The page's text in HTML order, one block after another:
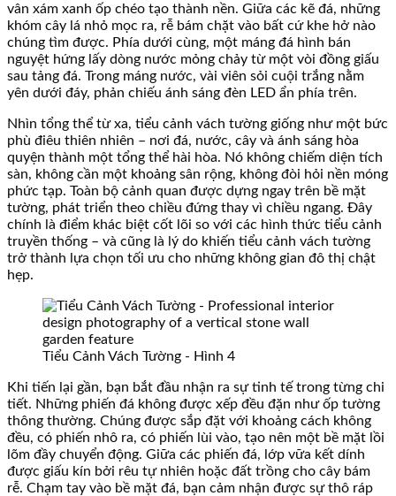
vân xám xanh ốp chéo tạo thành nền. Giữa các kẽ đá, những
khóm cây lá nhỏ mọc ra, rễ bám chặt vào bất cứ khe hở nào
chúng tìm được. Phía dưới cùng, một máng đá hình bán
nguyệt hứng lấy dòng nước mỏng chảy từ một vòi đồng giấu
sau tảng đá. Trong máng nước, vài viên sỏi cuội trắng nằm
yên dưới đáy, phản chiếu ánh sáng đèn LED ẩn phía trên.
Nhìn tổng thể từ xa, tiểu cảnh vách tường giống như một bức
phù điêu thiên nhiên – nơi đá, nước, cây và ánh sáng hòa
quyện thành một tổng thể hài hòa. Nó không chiếm diện tích
sàn, không cần một khoảng sân rộng, không đòi hỏi nền móng
phức tạp. Toàn bộ cảnh quan được dựng ngay trên bề mặt
tường, phát triển theo chiều đứng thay vì chiều ngang. Đây
chính là điểm khác biệt cốt lõi so với các hình thức tiểu cảnh
truyền thống – và cũng là lý do khiến tiểu cảnh vách tường
trở thành lựa chọn tối ưu cho những không gian đô thị chật
hẹp.
Tiểu Cảnh Vách Tường - Hình 4
Khi tiến lại gần, bạn bắt đầu nhận ra sự tinh tế trong từng chi
tiết. Những phiến đá không được xếp đều đặn như ốp tường
thông thường. Chúng được sắp đặt với khoảng cách không
đều, có phiến nhô ra, có phiến lùi vào, tạo nên một bề mặt lồi
lõm đầy chuyển động. Giữa các phiến đá, lớp vữa kết dính
được giấu kín bởi rêu tự nhiên hoặc đất trồng cho cây bám
rễ. Chạm tay vào bề mặt đá, bạn cảm nhận được sự thô ráp